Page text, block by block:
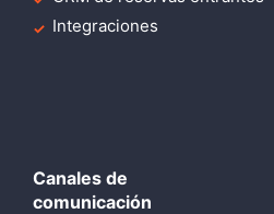
Integraciones
Canales de
comunicación